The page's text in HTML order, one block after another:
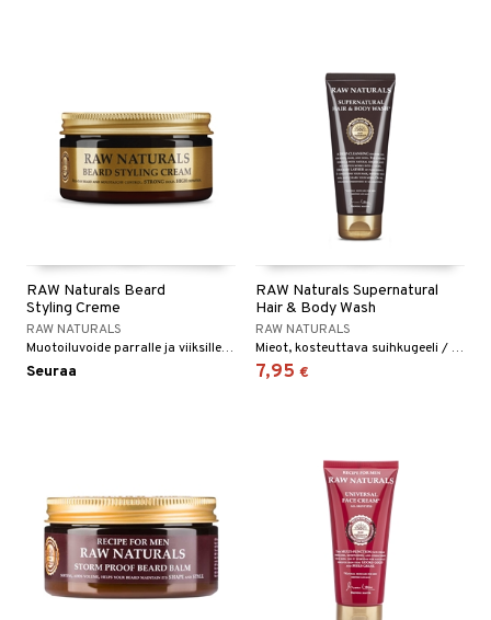
RAW Naturals Beard
Styling Creme
RAW NATURALS
Muotoiluvoide parralle ja viiksille, antaa tukea ja kontrollia - RAW Naturals
Seuraa
RAW Naturals Supernatural
Hair & Body Wash
RAW NATURALS
Mieot, kosteuttava suihkugeeli / shampoo - RAW Naturals
7,95 €